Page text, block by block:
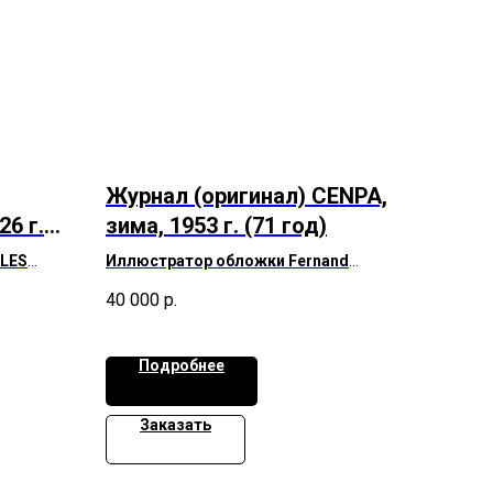
г.
Журнал (оригинал) CENPA,
зима, 1953 г. (71 год)
Иллюстратор обложки Fernand
Для обложки этого номера,
промышленности редакция попросила
известного художника создать
специальную картину, где он
символически изобразил движение
40 000 р.
Подробнее
Заказать